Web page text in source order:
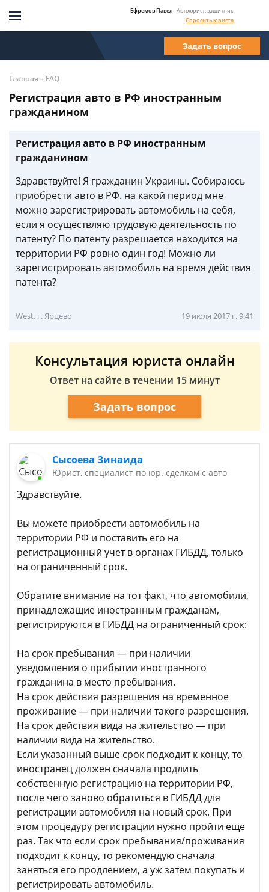
Ефремов Павел- Автоюрист, защитник
Спросить юриста
Задать вопрос
Главная - FAQ
Регистрация авто в РФ иностранным
гражданином
Регистрация авто в РФ иностранным
гражданином
Здравствуйте! Я гражданин Украины. Собираюсь
приобрести авто в РФ. на какой период мне
можно зарегистрировать автомобиль на себя,
если я осуществляю трудовую деятельность по
патенту? По патенту разрешается находится на
территории РФ ровно один год! Можно ли
зарегистрировать автомобиль на время действия
патента?
West, г. Ярцево 19 июля 2017 г. 9:41
Консультация юриста онлайн
Ответ на сайте в течении 15 минут
Задать вопрос
Сысоева Зинаида
Юрист, специалист по юр. сделкам с авто
Здравствуйте.
Вы можете приобрести автомобиль на
территории РФ и поставить его на
регистрационный учет в органах ГИБДД, только
на ограниченный срок.
Обратите внимание на тот факт, что автомобили,
принадлежащие иностранным гражданам,
регистрируются в ГИБДД на ограниченный срок:
На срок пребывания — при наличии
уведомления о прибытии иностранного
гражданина в место пребывания.
На срок действия разрешения на временное
проживание — при наличии такого разрешения.
На срок действия вида на жительство — при
наличии вида на жительство.
Если указанный выше срок подходит к концу, то
иностранец должен сначала продлить
собственную регистрацию на территории РФ,
после чего заново обратиться в ГИБДД для
регистрации автомобиля на новый срок. При
этом процедуру регистрации нужно пройти еще
раз. Так что если срок пребывания/проживания
подходит к концу, то рекомендую сначала
заняться его продлением, а уж затем покупать и
регистрировать автомобиль.